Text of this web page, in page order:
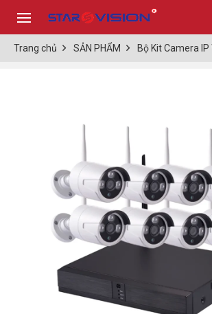
Trang chủ SẢN PHẨM Bộ Kit Camera